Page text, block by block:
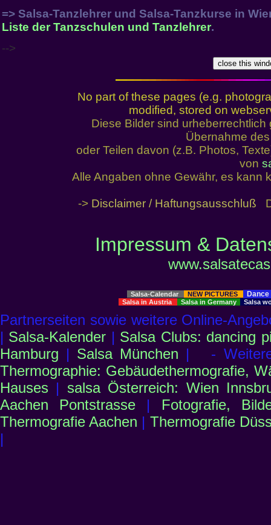
=> Salsa-Tanzlehrer und Salsa-Tanzkurse in
Liste der Tanzschulen und Tanzlehrer.
-->
No part of these pages (e.g.
modified, stored on
Diese Bilder sind
Übernahme
oder Teilen davon (z.B. Photos,
von
Alle Angaben ohne Gewähr, es kann
-> Disclaimer / Haftungsausschluß
Impressum &
Salsa-Calendar NEW PICTURES
Salsa in Austria Salsa in Germany Salsa
Partnerseiten sowie weitere Online-
| Salsa-Kalender | Salsa Clubs: dancing
Hamburg | Salsa München | -
Thermographie: Gebäudethermografie,
Hauses | salsa Österreich: Wien
Aachen Pontstrasse | Fotografie,
Thermografie Aachen | Thermografie
|